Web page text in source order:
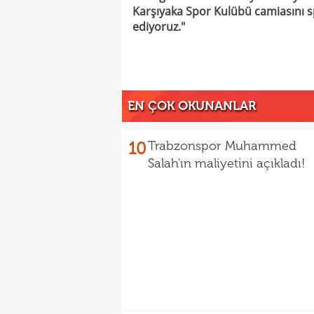
Karşıyaka Spor Kulübü
ediyoruz."
EN ÇOK OKUNANLAR
10Trabzonspor Muhammed
Salah'ın maliyetini açıkladı!